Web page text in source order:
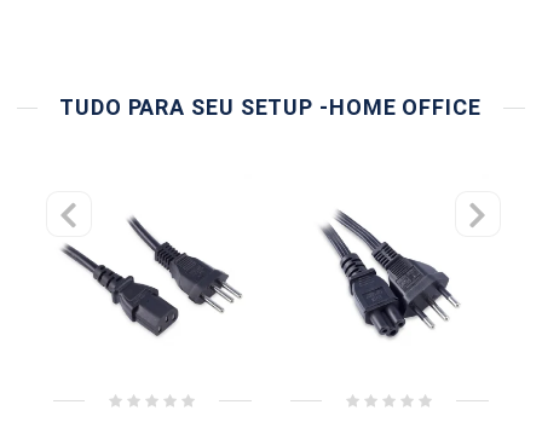
TUDO PARA SEU SETUP -HOME OFFICE